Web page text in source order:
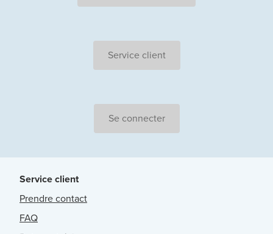
Service client
Se connecter
Service client
Prendre contact
FAQ